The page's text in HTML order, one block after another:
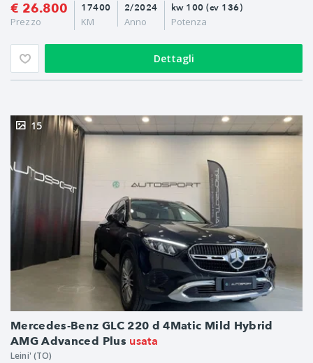
€ 26.800
Prezzo
2/2024
Anno
17400
KM
kw 100 (cv 136)
Potenza
Dettagli
Mercedes-Benz GLC 220 d 4Matic Mild Hybrid
AMG Advanced Plus usata
15
Leini' (TO)